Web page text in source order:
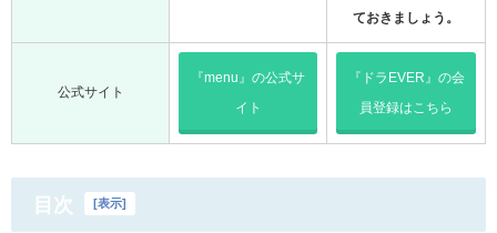
ておきましょう。
公式サイト
『menu』の公式サ
イト
『ドラEVER』の会
員登録はこちら
目次 [表示]